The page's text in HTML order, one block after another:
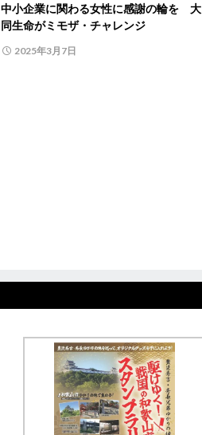
中小企業に関わる女性に感謝の輪を 大
同生命がミモザ・チャレンジ
2025年3月7日